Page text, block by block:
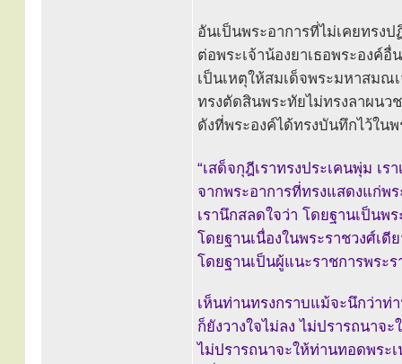
อันเป็นพระอาการที่ไม่เคยทรง
ต่อพระเจ้าน้องยาเธอพระองค์อื่
เป็นเหตุให้สมเด็จพระมหาสมณ
ทรงตัดสินพระทัยไม่ทรงลาผนว
ดังที่พระองค์ได้ทรงบันทึกไว้ในพ
“เสด็จกุฎีเราทรงประเคนพุ่ม เ
จากพระอาการที่ทรงแสดงแก่พ
เรานึกสลดใจว่า โดยฐานเป็นพ
โดยฐานเนื่องในพระราชวงศ์เดี
โดยฐานเป็นผู้แนะราชการพระ
เห็นท่านทรงกราบแม้จะนึกว่าท่
ก็ยังวางใจไม่ลง ไม่ปรารถนาจ
ไม่ปรารถนาจะให้ท่านทอดพระเ